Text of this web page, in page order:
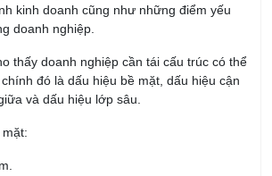
kinh doanh cũng như những điểm yếu
doanh nghiệp.
thấy doanh nghiệp cần tái cấu trúc có thể
đó là dấu hiệu bề mặt, dấu hiệu cận
và dấu hiệu lớp sâu.